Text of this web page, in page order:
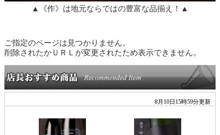
▲《作》は地元ならではの豊富な品揃え！▲
ご指定のページは見つかりません。
削除されたかＵＲＬが変更されたため表示できません。